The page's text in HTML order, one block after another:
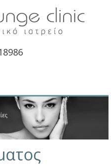
Θεραπείες Σώματος